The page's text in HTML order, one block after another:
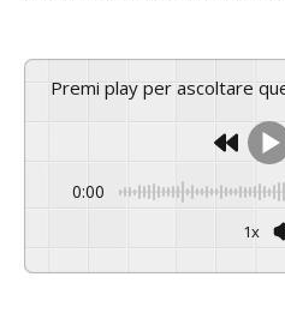
Premi play per ascoltare
0:00
1x